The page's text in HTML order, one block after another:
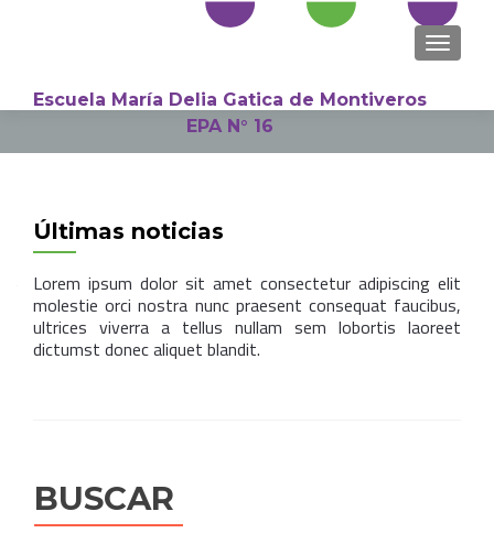
Escuela María Delia Gatica de Montiveros
EPA N° 16
Últimas noticias
Lorem ipsum dolor sit amet consectetur adipiscing elit
molestie orci nostra nunc praesent consequat faucibus,
ultrices viverra a tellus nullam sem lobortis laoreet
dictumst donec aliquet blandit.
BUSCAR